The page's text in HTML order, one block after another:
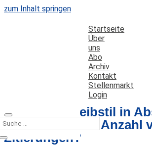
zum Inhalt springen
Startseite
Über
uns
Abo
Archiv
Kontakt
Stellenmarkt
Login
Hat der Schreibstil in
Einfluss auf die Anzahl
Zitierungen?